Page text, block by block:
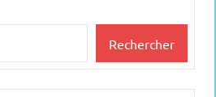
Rechercher